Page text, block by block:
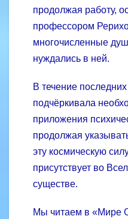
продолжая работу,
профессором
многочисленные
нуждались в ней.
В течение
подчёркивала
приложения
продолжая
эту космическую
присутствует во
существе.
Мы читаем в «Мире